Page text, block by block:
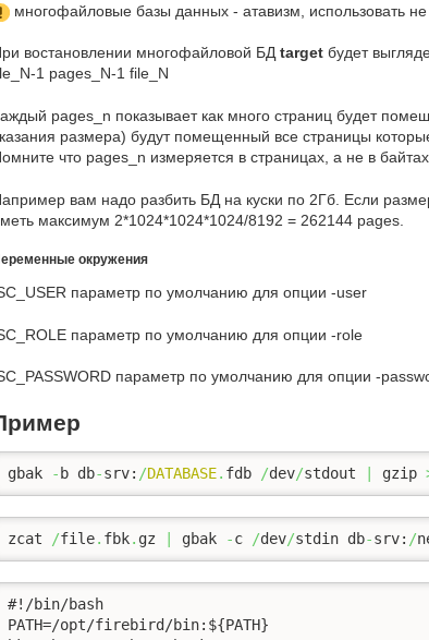
многофайловые базы данных - атавизм, использовать
востановлении многофайловой БДtarget будет
1 pages_N-1 file_N
pages_n показывает как много страниц будет
размера) будут помещенный все страницы
что pages_n измеряется в страницах, а не в
вам надо разбить БД на куски по 2Гб. Если
максимум 2*1024*1024*1024/8192 = 262144 pages.
окружения
параметр по умолчанию для опции -user
параметр по умолчанию для опции -role
параметр по умолчанию для опции -
gbak - b db-srv: /DATABASE. fdb /dev/stdout gzip
zcat /file. fbk. gz gbak -c /dev/stdin db-srv: /
#!/bin/bash
PATH=/opt/firebird/bin:${PATH}